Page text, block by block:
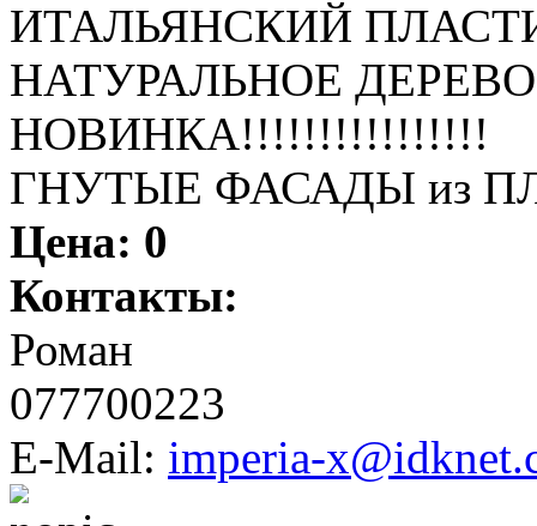
ИТАЛЬЯНСКИЙ
НАТУРАЛЬНОЕ
НОВИНКА!!!!!!!!!!!!!!!!
ГНУТЫЕ ФАСАДЫ из
Цена: 0
Контакты:
Роман
077700223
E-Mail: imperia-